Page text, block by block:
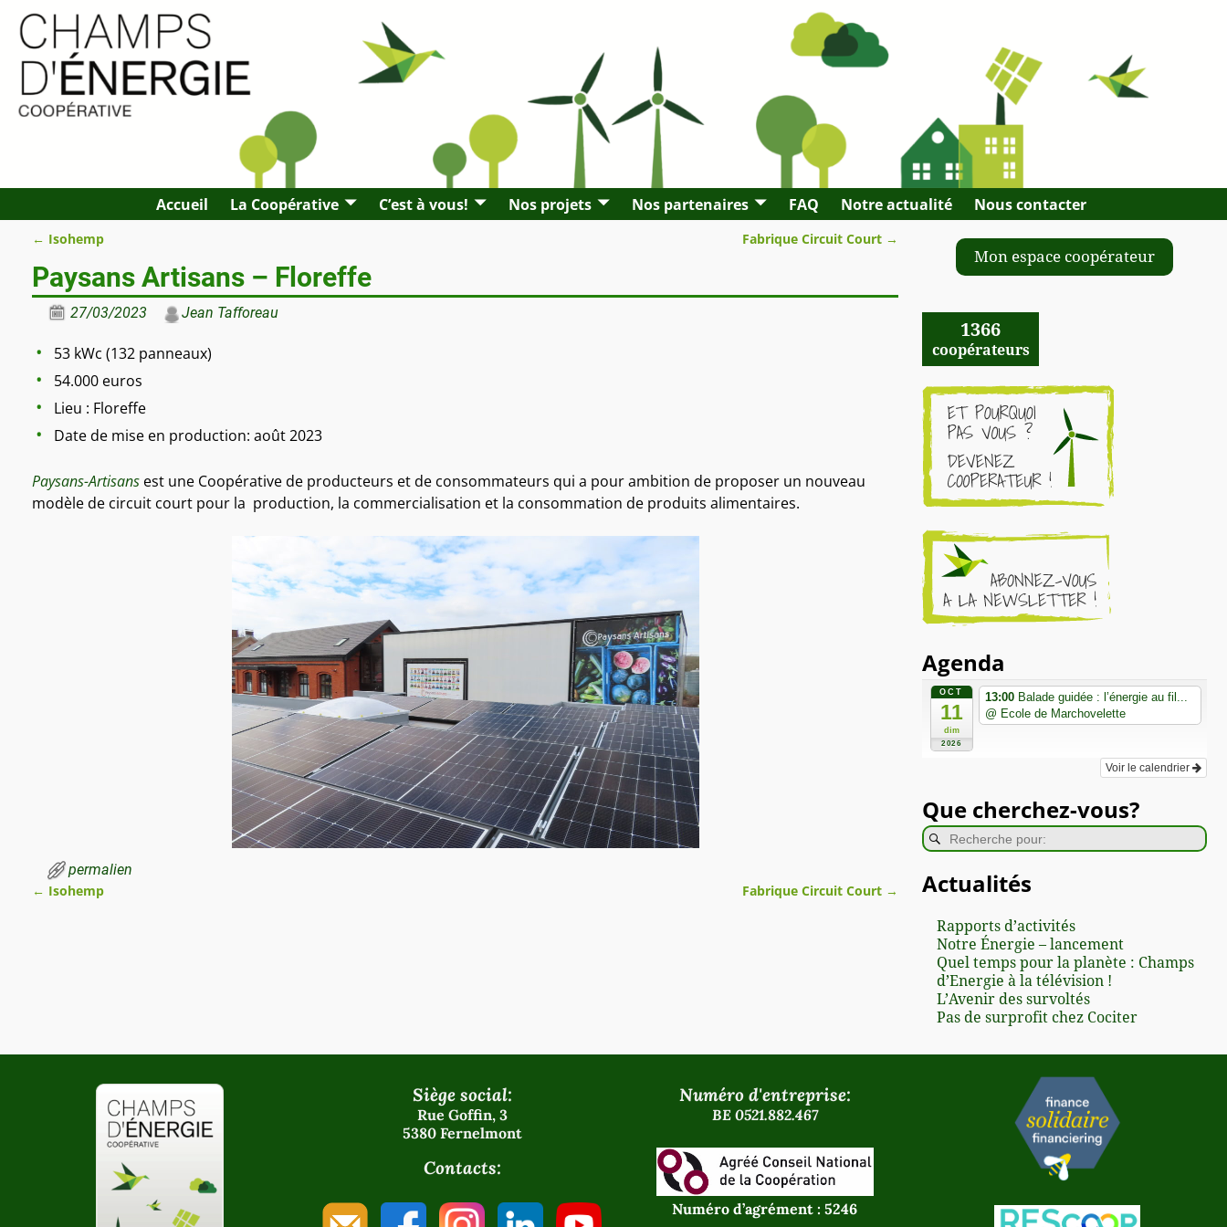
Accueil La Coopérative C’est à vous! Nos projets Nos partenaires FAQ Notre actualité Nous contacter
← Isohemp Fabrique Circuit Court →
Paysans Artisans – Floreffe
27/03/2023 Jean Tafforeau
53 kWc (132 panneaux)
54.000 euros
Lieu : Floreffe
Date de mise en production: août 2023
Paysans-Artisans est une Coopérative de producteurs et de consommateurs qui a pour ambition de proposer un nouveau
modèle de circuit court pour la production, la commercialisation et la consommation de produits alimentaires.
permalien
← Isohemp Fabrique Circuit Court →
Mon espace coopérateur
1366
coopérateurs
Agenda
OCT
11
dim
2026
13:00 Balade guidée : l’énergie au fil...
@ Ecole de Marchovelette
Voir le calendrier
Que cherchez-vous?
Actualités
Rapports d’activités
Notre Énergie – lancement
Quel temps pour la planète : Champs
d’Energie à la télévision !
L’Avenir des survoltés
Pas de surprofit chez Cociter
Siège social:
Rue Goffin, 3
5380 Fernelmont
Contacts:
Numéro d'entreprise:
BE 0521.882.467
Numéro d’agrément : 5246